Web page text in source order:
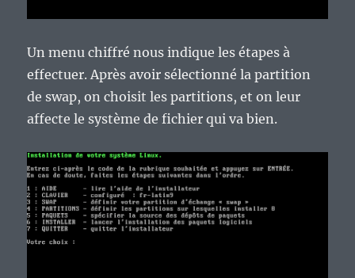
Un menu chiffré nous indique les étapes à
effectuer. Après avoir sélectionné la partition
de swap, on choisit les partitions, et on leur
affecte le système de fichier qui va bien.